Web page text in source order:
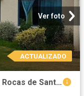
Ver foto
ACTUALIZADO
Departamento condominio en Las Rocas de Santo Domingo